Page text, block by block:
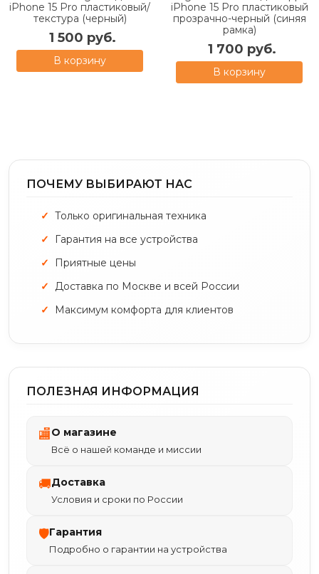
iPhone 15 Pro пластиковый/
текстура (черный)
1 500 руб.
В корзину
iPhone 15 Pro пластиковый
прозрачно-черный (синяя
рамка)
1 700 руб.
В корзину
ПОЧЕМУ ВЫБИРАЮТ НАС
Только оригинальная техника
Гарантия на все устройства
Приятные цены
Доставка по Москве и всей России
Максимум комфорта для клиентов
ПОЛЕЗНАЯ ИНФОРМАЦИЯ
🏬О магазине
Всё о нашей команде и миссии
🚚Доставка
Условия и сроки по России
🛡Гарантия
Подробно о гарантии на устройства